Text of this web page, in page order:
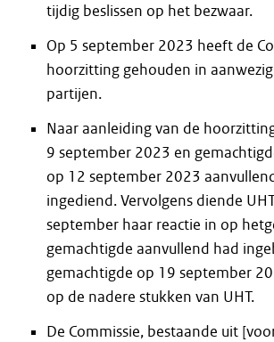
tijdig beslissen op het bezwaar.
Op 5 september 2023 heeft de
hoorzitting gehouden in
partijen.
Naar aanleiding van de
9 september 2023 en
op 12 september 2023
ingediend. Vervolgens diende
september haar reactie in op
gemachtigde aanvullend had
gemachtigde op 19 september
op de nadere stukken van UHT.
De Commissie, bestaande uit